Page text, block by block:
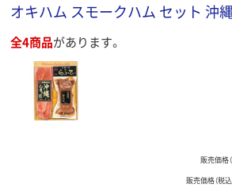
オキハム スモークハム セット 沖
全4商品があります。
販売価格
販売価格（税込